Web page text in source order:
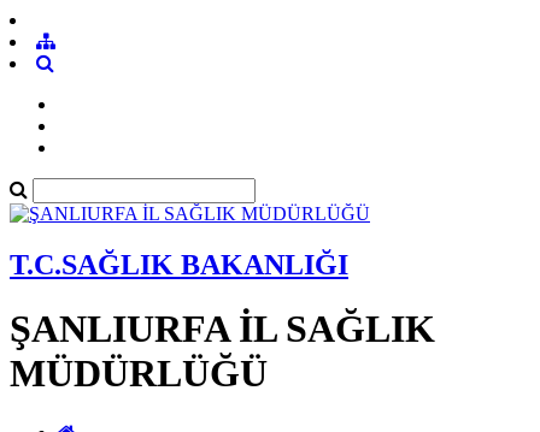
T.C.SAĞLIK BAKANLIĞI
ŞANLIURFA İL SAĞLIK
MÜDÜRLÜĞÜ